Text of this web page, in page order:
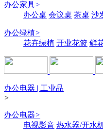
办公家具>
办公桌 会议桌 茶桌 沙
办公绿植>
花卉绿植 开业花篮 鲜
办公电器 | 工业品
>
办公电器>
电视影音 热水器/开水